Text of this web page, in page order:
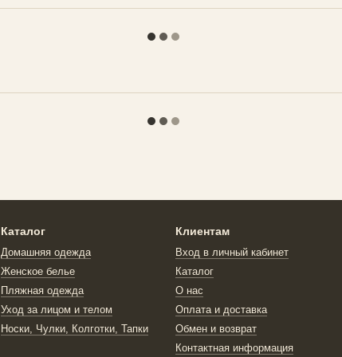
Каталог
Домашняя одежда
Женское белье
Пляжная одежда
Уход за лицом и телом
Носки, Чулки, Колготки, Тапки
Клиентам
Вход в личный кабинет
Каталог
О нас
Оплата и доставка
Обмен и возврат
Контактная информация